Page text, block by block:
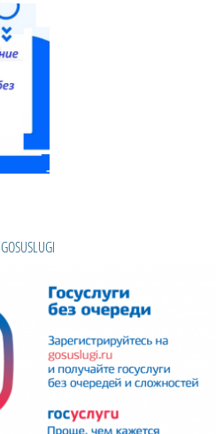
GOSUSLUGI